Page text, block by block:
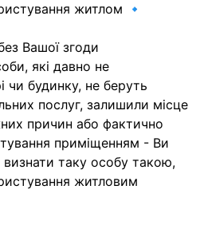
житлом 🔹
Вашої згоди
які давно не
чи будинку, не беруть
послуг, залишили місце
причин або фактично
приміщенням - Ви
таку особу такою,
житловим